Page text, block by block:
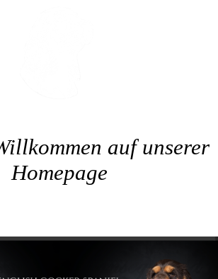
auf unserer
Homepage